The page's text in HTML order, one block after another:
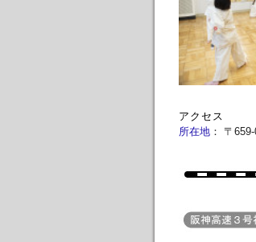
アクセス
所在地 ： 〒